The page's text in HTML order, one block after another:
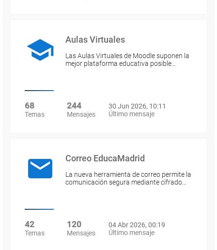
Aulas Virtuales
Las Aulas Virtuales de Moodle suponen la
mejor plataforma educativa posible…
68
Temas
244
Mensajes
30 Jun 2026, 10:11
Último mensaje
Correo EducaMadrid
La nueva herramienta de correo permite la
comunicación segura mediante cifrado…
42
Temas
120
Mensajes
04 Abr 2026, 00:19
Último mensaje